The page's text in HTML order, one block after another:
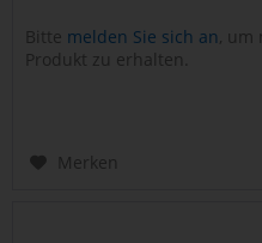
Bitte melden Sie sich an, um
Produkt zu erhalten.
Merken